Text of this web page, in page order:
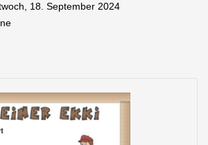
18. September 2024